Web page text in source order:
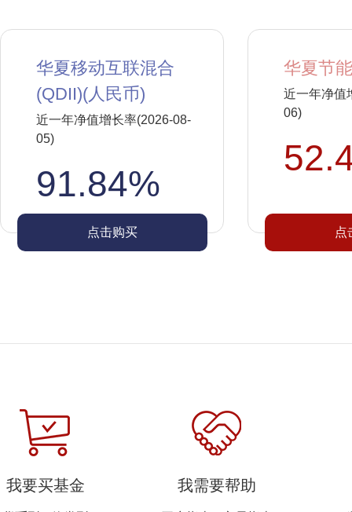
华夏移动互联混合
(QDII)(人民币)
近一年净值增长率(2026-08-
05)
91.84%
点击购买
华夏节
近一年净值
06)
点
我要买基金 我需要帮助